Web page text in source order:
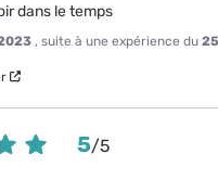
dans le temps
, suite à une expérience du
5/5